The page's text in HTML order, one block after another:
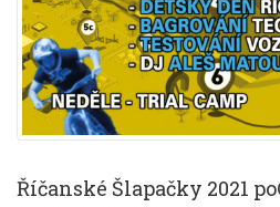
Říčanské Šlapačky 2021